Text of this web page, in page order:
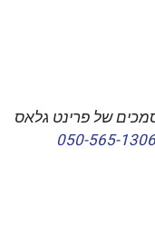
של פרינט גלאס
050-565-1306